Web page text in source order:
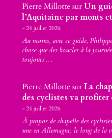
Pierre MillottesurUn
l’Aquitaine par monts
24 juillet 2026
Au moins, avec ce guide,
chose que des boucles à la
toujours…
Pierre MillottesurLa
des cyclistes va
24 juillet 2026
À propos de chapelle des
une en Allemagne, le long de la